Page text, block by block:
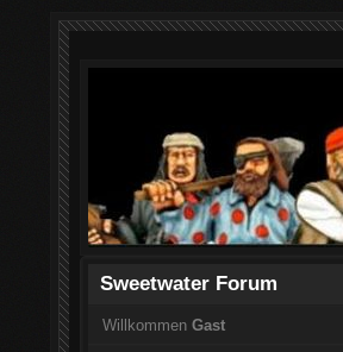
Sweetwater Forum
Willkommen Gast